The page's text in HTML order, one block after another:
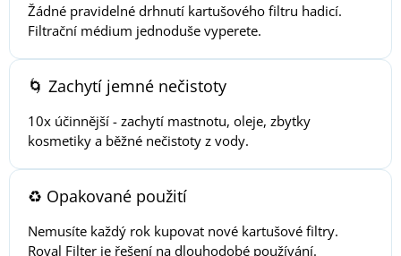
Žádné pravidelné drhnutí kartušového filtru hadicí.
Filtrační médium jednoduše vyperete.
🌀 Zachytí jemné nečistoty
10x účinnější - zachytí mastnotu, oleje, zbytky
kosmetiky a běžné nečistoty z vody.
♻️ Opakované použití
Nemusíte každý rok kupovat nové kartušové filtry.
Royal Filter je řešení na dlouhodobé používání.